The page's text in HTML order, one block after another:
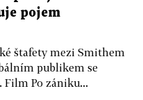
pojem
štafety mezi Smithem
publikem se
Po zániku...